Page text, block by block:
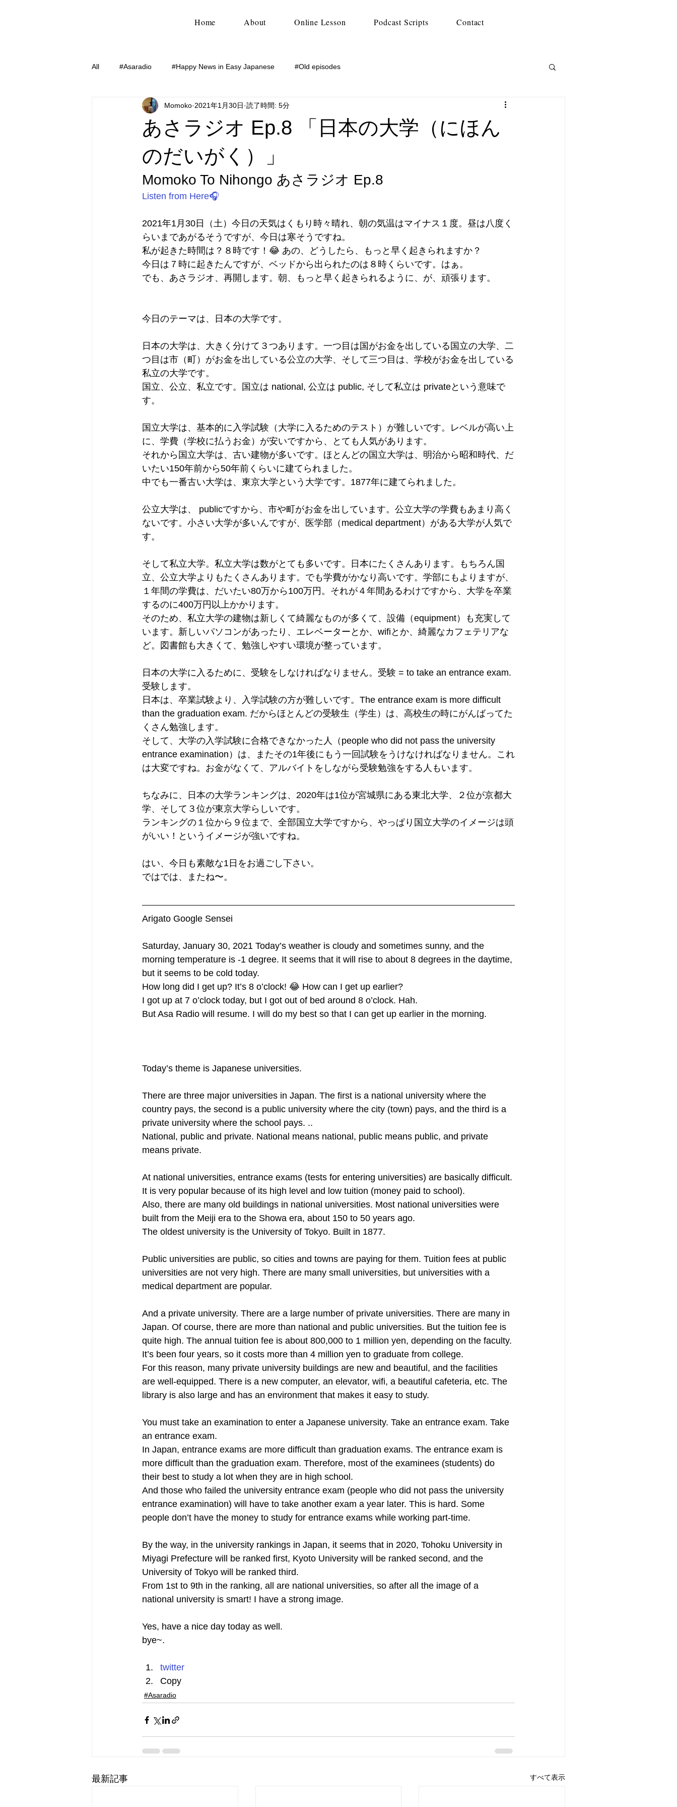
Home About Online Lesson Podcast Scripts Contact
All #Asaradio #Happy News in Easy Japanese #Old episodes
あさラジオ Ep.8 「日本の大学（にほん
のだいがく）」
Momoko 2021年1月30日 読了時間: 5分
Momoko To Nihongo あさラジオ Ep.8
Listen from Here🎧
2021年1月30日（土）今日の天気はくもり時々晴れ、朝の気温はマイナス１度。昼は八度く
らいまであがるそうですが、今日は寒そうですね。
私が起きた時間は？８時です！😂 あの、どうしたら、もっと早く起きられますか？
今日は７時に起きたんですが、ベッドから出られたのは８時くらいです。はぁ。
でも、あさラジオ、再開します。朝、もっと早く起きられるように、が、頑張ります。
今日のテーマは、日本の大学です。
日本の大学は、大きく分けて３つあります。一つ目は国がお金を出している国立の大学、二
つ目は市（町）がお金を出している公立の大学、そして三つ目は、学校がお金を出している
私立の大学です。
国立、公立、私立です。国立は national, 公立は public, そして私立は privateという意味で
す。
国立大学は、基本的に入学試験（大学に入るためのテスト）が難しいです。レベルが高い上
に、学費（学校に払うお金）が安いですから、とても人気があります。
それから国立大学は、古い建物が多いです。ほとんどの国立大学は、明治から昭和時代、だ
いたい150年前から50年前くらいに建てられました。
中でも一番古い大学は、東京大学という大学です。1877年に建てられました。
公立大学は、 publicですから、市や町がお金を出しています。公立大学の学費もあまり高く
ないです。小さい大学が多いんですが、医学部（medical department）がある大学が人気で
す。
そして私立大学。私立大学は数がとても多いです。日本にたくさんあります。もちろん国
立、公立大学よりもたくさんあります。でも学費がかなり高いです。学部にもよりますが、
１年間の学費は、だいたい80万から100万円。それが４年間あるわけですから、大学を卒業
するのに400万円以上かかります。
そのため、私立大学の建物は新しくて綺麗なものが多くて、設備（equipment）も充実して
います。新しいパソコンがあったり、エレベーターとか、wifiとか、綺麗なカフェテリアな
ど。図書館も大きくて、勉強しやすい環境が整っています。
日本の大学に入るために、受験をしなければなりません。受験 = to take an entrance exam.
受験します。
日本は、卒業試験より、入学試験の方が難しいです。The entrance exam is more difficult
than the graduation exam. だからほとんどの受験生（学生）は、高校生の時にがんばってた
くさん勉強します。
そして、大学の入学試験に合格できなかった人（people who did not pass the university
entrance examination）は、またその1年後にもう一回試験をうけなければなりません。これ
は大変ですね。お金がなくて、アルバイトをしながら受験勉強をする人もいます。
ちなみに、日本の大学ランキングは、2020年は1位が宮城県にある東北大学、２位が京都大
学、そして３位が東京大学らしいです。
ランキングの１位から９位まで、全部国立大学ですから、やっぱり国立大学のイメージは頭
がいい！というイメージが強いですね。
はい、今日も素敵な1日をお過ごし下さい。
ではでは、またね〜。
Arigato Google Sensei
Saturday, January 30, 2021 Today’s weather is cloudy and sometimes sunny, and the
morning temperature is -1 degree. It seems that it will rise to about 8 degrees in the daytime,
but it seems to be cold today.
How long did I get up? It’s 8 o’clock! 😂 How can I get up earlier?
I got up at 7 o’clock today, but I got out of bed around 8 o’clock. Hah.
But Asa Radio will resume. I will do my best so that I can get up earlier in the morning.
Today’s theme is Japanese universities.
There are three major universities in Japan. The first is a national university where the
country pays, the second is a public university where the city (town) pays, and the third is a
private university where the school pays. ..
National, public and private. National means national, public means public, and private
means private.
At national universities, entrance exams (tests for entering universities) are basically difficult.
It is very popular because of its high level and low tuition (money paid to school).
Also, there are many old buildings in national universities. Most national universities were
built from the Meiji era to the Showa era, about 150 to 50 years ago.
The oldest university is the University of Tokyo. Built in 1877.
Public universities are public, so cities and towns are paying for them. Tuition fees at public
universities are not very high. There are many small universities, but universities with a
medical department are popular.
And a private university. There are a large number of private universities. There are many in
Japan. Of course, there are more than national and public universities. But the tuition fee is
quite high. The annual tuition fee is about 800,000 to 1 million yen, depending on the faculty.
It’s been four years, so it costs more than 4 million yen to graduate from college.
For this reason, many private university buildings are new and beautiful, and the facilities
are well-equipped. There is a new computer, an elevator, wifi, a beautiful cafeteria, etc. The
library is also large and has an environment that makes it easy to study.
You must take an examination to enter a Japanese university. Take an entrance exam. Take
an entrance exam.
In Japan, entrance exams are more difficult than graduation exams. The entrance exam is
more difficult than the graduation exam. Therefore, most of the examinees (students) do
their best to study a lot when they are in high school.
And those who failed the university entrance exam (people who did not pass the university
entrance examination) will have to take another exam a year later. This is hard. Some
people don’t have the money to study for entrance exams while working part-time.
By the way, in the university rankings in Japan, it seems that in 2020, Tohoku University in
Miyagi Prefecture will be ranked first, Kyoto University will be ranked second, and the
University of Tokyo will be ranked third.
From 1st to 9th in the ranking, all are national universities, so after all the image of a
national university is smart! I have a strong image.
Yes, have a nice day today as well.
bye~.
twitter
Copy
#Asaradio
最新記事 すべて表示